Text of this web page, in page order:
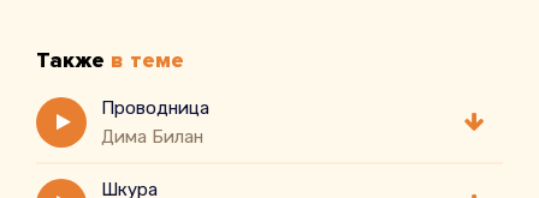
Также в теме
Проводница
Дима Билан
Шкура